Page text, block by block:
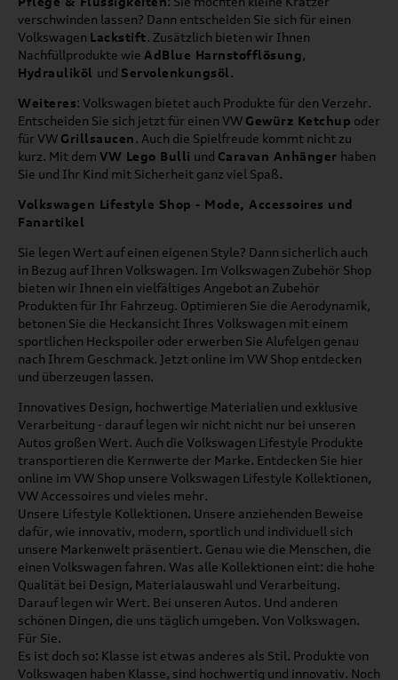
verschwinden lassen? Dann entscheiden Sie sich für einen
Volkswagen Lackstift. Zusätzlich bieten wir Ihnen
Nachfüllprodukte wie AdBlue Harnstofflösung,
Hydrauliköl und Servolenkungsöl.
Weiteres: Volkswagen bietet auch Produkte für den Verzehr.
Entscheiden Sie sich jetzt für einen VW Gewürz Ketchup oder
für VW Grillsaucen. Auch die Spielfreude kommt nicht zu
kurz. Mit dem VW Lego Bulli und Caravan Anhänger haben
Sie und Ihr Kind mit Sicherheit ganz viel Spaß.
Volkswagen Lifestyle Shop - Mode, Accessoires und
Fanartikel
Sie legen Wert auf einen eigenen Style? Dann sicherlich auch
in Bezug auf Ihren Volkswagen. Im Volkswagen Zubehör Shop
bieten wir Ihnen ein vielfältiges Angebot an Zubehör
Produkten für Ihr Fahrzeug. Optimieren Sie die Aerodynamik,
betonen Sie die Heckansicht Ihres Volkswagen mit einem
sportlichen Heckspoiler oder erwerben Sie Alufelgen genau
nach Ihrem Geschmack. Jetzt online im VW Shop entdecken
und überzeugen lassen.
Innovatives Design, hochwertige Materialien und exklusive
Verarbeitung - darauf legen wir nicht nicht nur bei unseren
Autos großen Wert. Auch die Volkswagen Lifestyle Produkte
transportieren die Kernwerte der Marke. Entdecken Sie hier
online im VW Shop unsere Volkswagen Lifestyle Kollektionen,
VW Accessoires und vieles mehr.
Unsere Lifestyle Kollektionen. Unsere anziehenden Beweise
dafür, wie innovativ, modern, sportlich und individuell sich
unsere Markenwelt präsentiert. Genau wie die Menschen, die
einen Volkswagen fahren. Was alle Kollektionen eint: die hohe
Qualität bei Design, Materialauswahl und Verarbeitung.
Darauf legen wir Wert. Bei unseren Autos. Und anderen
schönen Dingen, die uns täglich umgeben. Von Volkswagen.
Für Sie.
Es ist doch so: Klasse ist etwas anderes als Stil. Produkte von
Volkswagen haben Klasse, sind hochwertig und innovativ. Noch